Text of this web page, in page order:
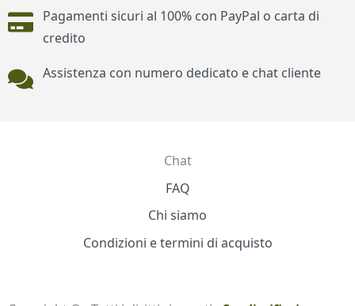
Pagamenti sicuri al 100% con PayPal o carta di
credito
Assistenza con numero dedicato e chat cliente
Chat
FAQ
Chi siamo
Condizioni e termini di acquisto